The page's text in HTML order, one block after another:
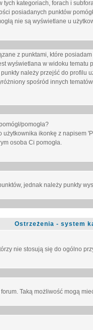
tych kategoriach, forach i
posiadanych punktów
nie są wyświetlane u
z punktami, które
wyświetlana w widoku
należy przejść do
spośród innych
pomogła?
ikonkę z napisem
osoba Ci pomogła.
jednak należy punkty
Ostrzeżenia - system
nie stosują się do ogólno
Taką możliwość mogą